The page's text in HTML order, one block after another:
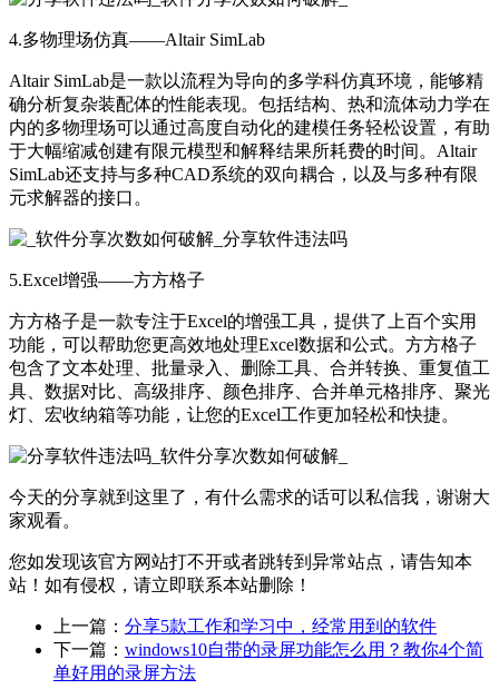
4.多物理场仿真——Altair SimLab
Altair SimLab是一款以流程为导向的多学科仿真环境，能够精
确分析复杂装配体的性能表现。包括结构、热和流体动力学在
内的多物理场可以通过高度自动化的建模任务轻松设置，有助
于大幅缩减创建有限元模型和解释结果所耗费的时间。Altair
SimLab还支持与多种CAD系统的双向耦合，以及与多种有限
元求解器的接口。
5.Excel增强——方方格子
方方格子是一款专注于Excel的增强工具，提供了上百个实用
功能，可以帮助您更高效地处理Excel数据和公式。方方格子
包含了文本处理、批量录入、删除工具、合并转换、重复值工
具、数据对比、高级排序、颜色排序、合并单元格排序、聚光
灯、宏收纳箱等功能，让您的Excel工作更加轻松和快捷。
今天的分享就到这里了，有什么需求的话可以私信我，谢谢大
家观看。
您如发现该官方网站打不开或者跳转到异常站点，请告知本
站！如有侵权，请立即联系本站删除！
上一篇： 分享5款工作和学习中，经常用到的软件
下一篇： windows10自带的录屏功能怎么用？教你4个简
单好用的录屏方法